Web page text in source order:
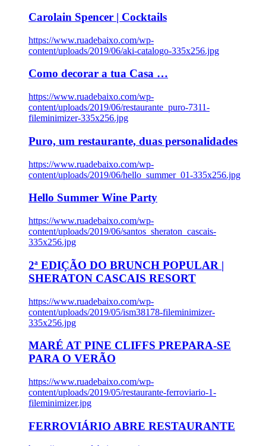
Carolain Spencer | Cocktails
https://www.ruadebaixo.com/wp-
content/uploads/2019/06/aki-catalogo-335x256.jpg
Como decorar a tua Casa …
https://www.ruadebaixo.com/wp-
content/uploads/2019/06/restaurante_puro-7311-
fileminimizer-335x256.jpg
Puro, um restaurante, duas personalidades
https://www.ruadebaixo.com/wp-
content/uploads/2019/06/hello_summer_01-335x256.jpg
Hello Summer Wine Party
https://www.ruadebaixo.com/wp-
content/uploads/2019/06/santos_sheraton_cascais-
335x256.jpg
2ª EDIÇÃO DO BRUNCH POPULAR |
SHERATON CASCAIS RESORT
https://www.ruadebaixo.com/wp-
content/uploads/2019/05/ism38178-fileminimizer-
335x256.jpg
MARÉ AT PINE CLIFFS PREPARA-SE
PARA O VERÃO
https://www.ruadebaixo.com/wp-
content/uploads/2019/05/restaurante-ferroviario-1-
fileminimizer.jpg
FERROVIÁRIO ABRE RESTAURANTE